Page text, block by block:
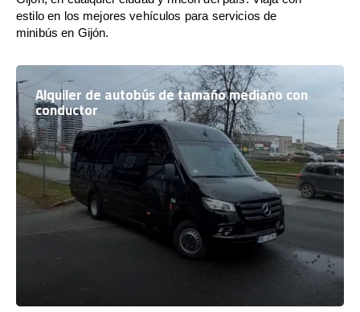
estilo en los mejores vehículos para servicios de
minibús en Gijón.
Alquiler de autobús de tamaño mediano con
conductor